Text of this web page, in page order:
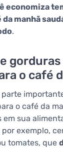
economiza
manhã
.
o café
parte
o café da
sua
exemplo,
tomates, que